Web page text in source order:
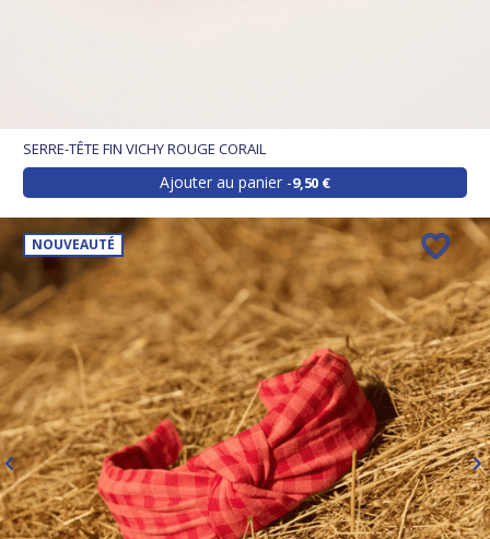
SERRE-TÊTE FIN VICHY ROUGE CORAIL
Ajouter au panier 9,50 €
NOUVEAUTÉ